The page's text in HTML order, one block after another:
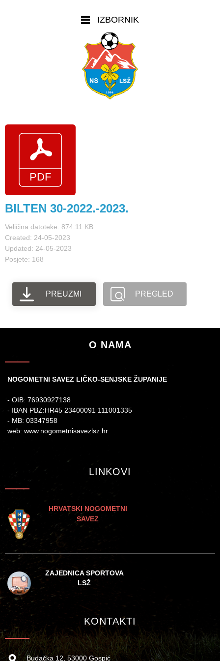
IZBORNIK
BILTEN 30-2022.-2023.
Veličina datoteke: 874.11 KB
Created: 24-05-2023
Updated: 24-05-2023
Posjete: 168
PREUZMI PREGLED
O NAMA
NOGOMETNI SAVEZ LIČKO-SENJSKE ŽUPANIJE
- OIB: 76930927138
- IBAN PBZ:HR45 23400091 111001335
- MB: 03347958
web: www.nogometnisavezlsz.hr
LINKOVI
HRVATSKI NOGOMETNI
SAVEZ
ZAJEDNICA SPORTOVA
LSŽ
KONTAKTI
Budačka 12, 53000 Gospić